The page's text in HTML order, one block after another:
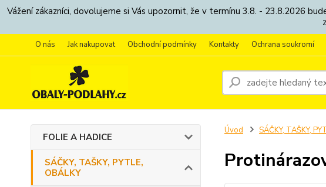
Vážení zákazníci, dovolujeme si Vás upozornit, že v termínu 3.8. - 23.8.2026
O nás Jak nakupovat Obchodní podmínky Kontakty Ochrana soukromí
FOLIE A HADICE
SÁČKY, TAŠKY, PYTLE,
OBÁLKY
Úvod SÁČKY, TAŠKY,